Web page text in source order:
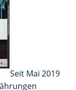
Seit Mai 2019